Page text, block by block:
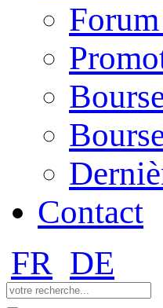
Contact
FR DE